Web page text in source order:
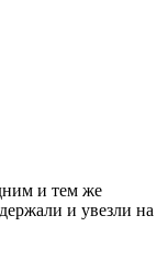
и тем же
и увезли на